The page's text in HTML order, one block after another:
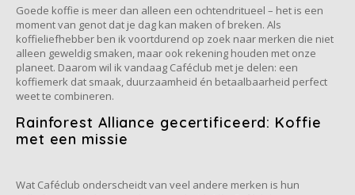
Davidoff
Delta
De Roccis
Douwe Egberts
Jacobs
Lavazza
Melitta
Minges
Goede koffie is meer dan alleen een ochtendritueel – het is een
moment van genot dat je dag kan maken of breken. Als
koffieliefhebber ben ik voortdurend op zoek naar merken die niet
alleen geweldig smaken, maar ook rekening houden met onze
planeet. Daarom wil ik vandaag Caféclub met je delen: een
koffiemerk dat smaak, duurzaamheid én betaalbaarheid perfect
weet te combineren.
Rainforest Alliance gecertificeerd: Koffie
met een missie
Wat Caféclub onderscheidt van veel andere merken is hun